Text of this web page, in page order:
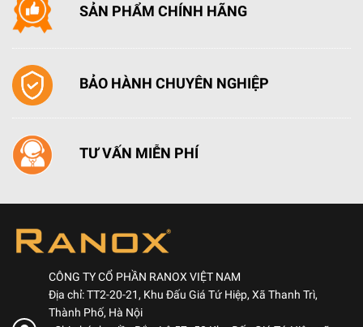
SẢN PHẨM CHÍNH HÃNG
BẢO HÀNH CHUYÊN NGHIỆP
TƯ VẤN MIỄN PHÍ
CÔNG TY CỔ PHẦN RANOX VIỆT NAM
Địa chỉ: TT2-20-21, Khu Đấu Giá Tứ Hiệp, Xã Thanh Trì,
Thành Phố, Hà Nội